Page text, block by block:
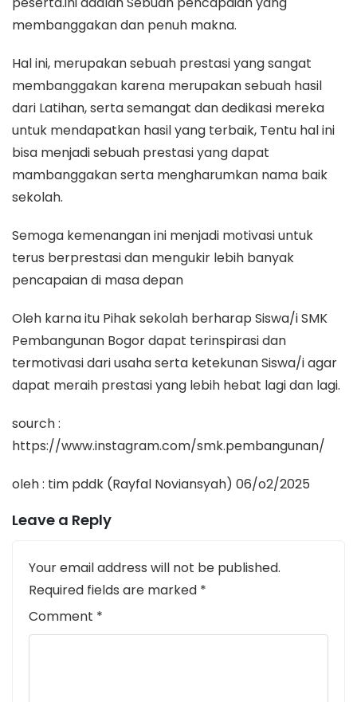
membanggakan dan penuh makna.
Hal ini, merupakan sebuah prestasi yang sangat
membanggakan karena merupakan sebuah hasil
dari Latihan, serta semangat dan dedikasi mereka
untuk mendapatkan hasil yang terbaik, Tentu hal ini
bisa menjadi sebuah prestasi yang dapat
mambanggakan serta mengharumkan nama baik
sekolah.
Semoga kemenangan ini menjadi motivasi untuk
terus berprestasi dan mengukir lebih banyak
pencapaian di masa depan
Oleh karna itu Pihak sekolah berharap Siswa/i SMK
Pembangunan Bogor dapat terinspirasi dan
termotivasi dari usaha serta ketekunan Siswa/i agar
dapat meraih prestasi yang lebih hebat lagi dan lagi.
sourch :
https://www.instagram.com/smk.pembangunan/
oleh : tim pddk (Rayfal Noviansyah) 06/o2/2025
Leave a Reply
Your email address will not be published.
Required fields are marked *
Comment *